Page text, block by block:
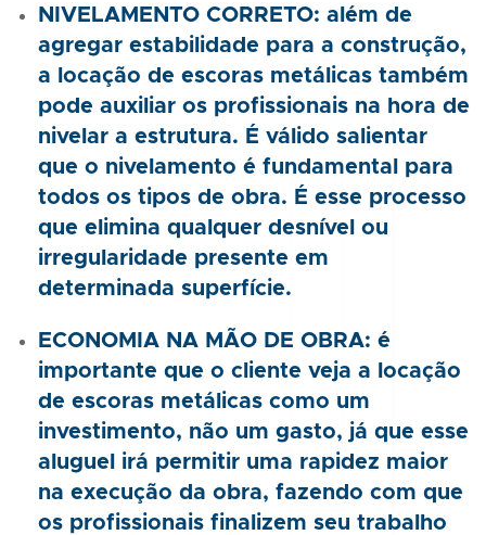
NIVELAMENTO CORRETO: além de
agregar estabilidade para a construção,
a locação de escoras metálicas também
pode auxiliar os profissionais na hora de
nivelar a estrutura. É válido salientar
que o nivelamento é fundamental para
todos os tipos de obra. É esse processo
que elimina qualquer desnível ou
irregularidade presente em
determinada superfície.
ECONOMIA NA MÃO DE OBRA: é
importante que o cliente veja a locação
de escoras metálicas como um
investimento, não um gasto, já que esse
aluguel irá permitir uma rapidez maior
na execução da obra, fazendo com que
os profissionais finalizem seu trabalho